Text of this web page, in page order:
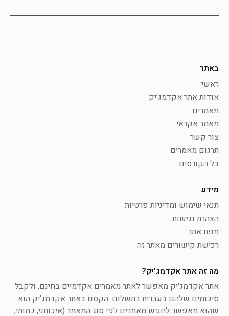
באתר
ראשי
אודות אתר אקדמג'יק
מאמרים
מאמר אקראי
צור קשר
תרגום מאמרים
כל הקורסים
מידע
תנאי שימוש ומדיניות פרטיות
הצהרת נגישות
מפת אתר
רכישת קישורים מאתר זה
מה זה אתר אקדמג'יק?
אתר אקדמג'יק מאפשר לאתר מאמרים אקדמיים בחינם, ולקבל
סיכומים שלהם בעברית בתשלום. הקסם באתר אקדמג'יק הוא
שהוא מאפשר לחפש מאמרים לפי סוג המאמר (איכותני, כמותי,